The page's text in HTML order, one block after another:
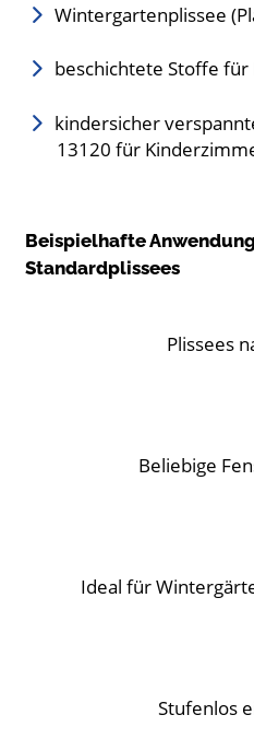
Wintergartenplissee
beschichtete Stoffe
kindersicher
13120 für
Beispielhafte
Standardplissees
Plissees
Beliebige
Ideal für
Stufenlos